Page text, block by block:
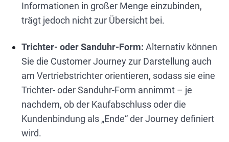
Informationen in großer Menge einzubinden,
trägt jedoch nicht zur Übersicht bei.
Trichter- oder Sanduhr-Form: Alternativ können
Sie die Customer Journey zur Darstellung auch
am Vertriebstrichter orientieren, sodass sie eine
Trichter- oder Sanduhr-Form annimmt – je
nachdem, ob der Kaufabschluss oder die
Kundenbindung als „Ende“ der Journey definiert
wird.